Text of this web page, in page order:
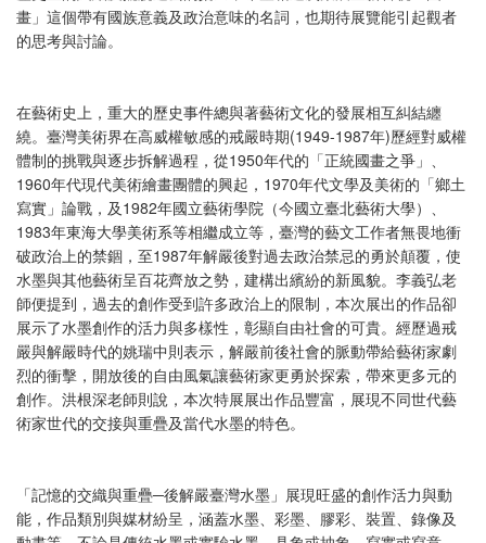
畫」這個帶有國族意義及政治意味的名詞，也期待展覽能引起觀者
的思考與討論。
在藝術史上，重大的歷史事件總與著藝術文化的發展相互糾結纏
繞。臺灣美術界在高威權敏感的戒嚴時期(1949-1987年)歷經對威權
體制的挑戰與逐步拆解過程，從1950年代的「正統國畫之爭」、
1960年代現代美術繪畫團體的興起，1970年代文學及美術的「鄉土
寫實」論戰，及1982年國立藝術學院（今國立臺北藝術大學）、
1983年東海大學美術系等相繼成立等，臺灣的藝文工作者無畏地衝
破政治上的禁錮，至1987年解嚴後對過去政治禁忌的勇於顛覆，使
水墨與其他藝術呈百花齊放之勢，建構出繽紛的新風貌。李義弘老
師便提到，過去的創作受到許多政治上的限制，本次展出的作品卻
展示了水墨創作的活力與多樣性，彰顯自由社會的可貴。經歷過戒
嚴與解嚴時代的姚瑞中則表示，解嚴前後社會的脈動帶給藝術家劇
烈的衝擊，開放後的自由風氣讓藝術家更勇於探索，帶來更多元的
創作。洪根深老師則說，本次特展展出作品豐富，展現不同世代藝
術家世代的交接與重疊及當代水墨的特色。
「記憶的交織與重疊─後解嚴臺灣水墨」展現旺盛的創作活力與動
能，作品類別與媒材紛呈，涵蓋水墨、彩墨、膠彩、裝置、錄像及